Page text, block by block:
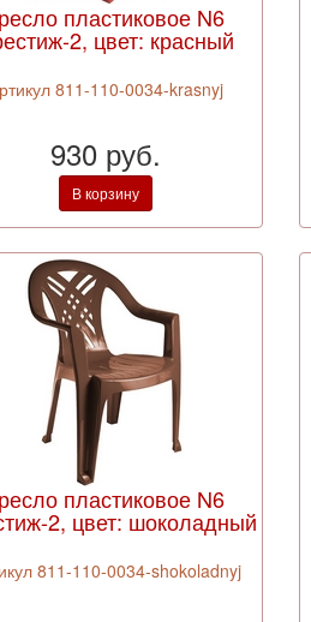
пластиковое N6
2, цвет: красный
811-110-0034-krasnyj
930 руб.
В корзину
пластиковое N6
2, цвет: шоколадный
811-110-0034-shokoladnyj